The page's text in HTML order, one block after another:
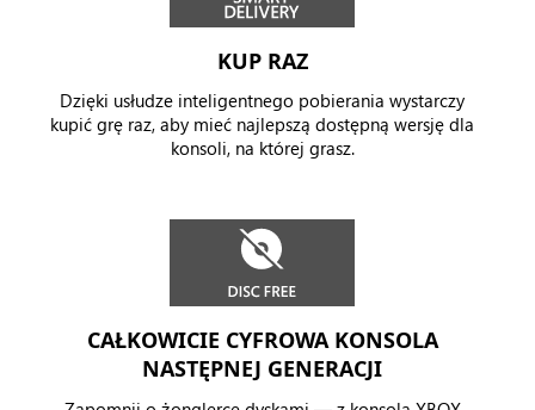
KUP RAZ
Dzięki usłudze inteligentnego pobierania wystarczy
kupić grę raz, aby mieć najlepszą dostępną wersję dla
konsoli, na której grasz.
CAŁKOWICIE CYFROWA KONSOLA
NASTĘPNEJ GENERACJI